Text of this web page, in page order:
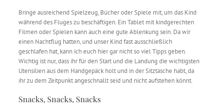
Bringe ausreichend Spielzeug, Bücher oder Spiele mit, um das Kind
während des Fluges zu beschäftigen. Ein Tablet mit kindgerechten
Filmen oder Spielen kann auch eine gute Ablenkung sein. Da wir
einen Nachtflug hatten, und unser Kind fast ausschließlich
geschlafen hat, kann ich euch hier gar nicht so viel Tipps geben.
Wichtig ist nur, dass ihr für den Start und die Landung die wichtigsten
Utensilien aus dem Handgepäck holt und in der Sitztasche habt, da
ihr zu dem Zeitpunkt angeschnallt seid und nicht aufstehen könnt.
Snacks, Snacks, Snacks